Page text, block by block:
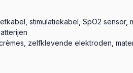
stimulatiekabel, SpO2
zelfklevende elektroden,